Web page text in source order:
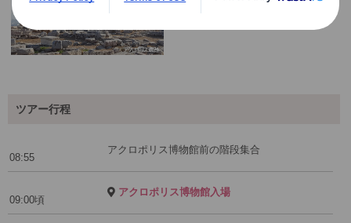
ツアー行程
08:55
アクロポリス博物館前の階段集合
09:00頃
アクロポリス博物館入場